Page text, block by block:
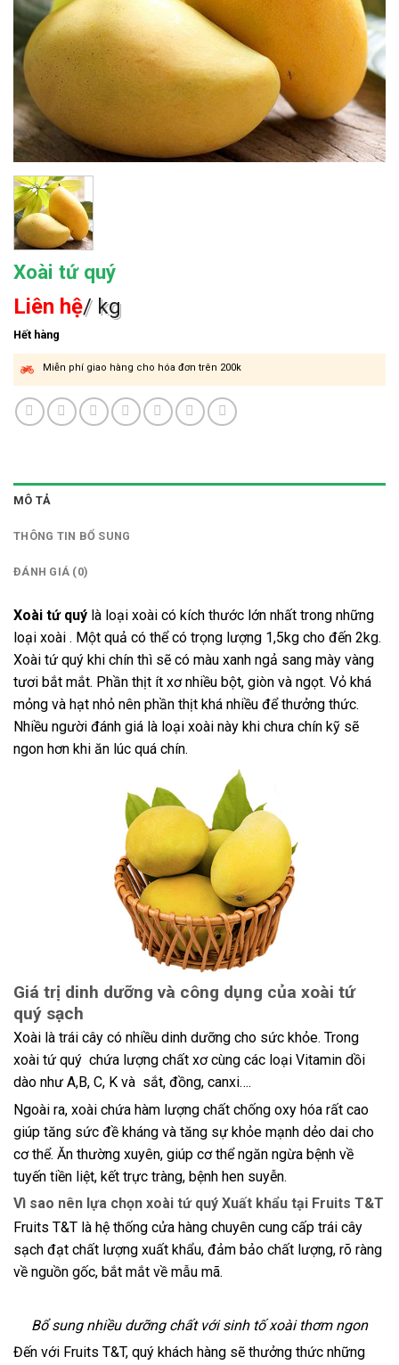
Xoài tứ quý
Liên hệ/ kg
Hết hàng
Miễn phí giao hàng cho hóa đơn trên 200k
MÔ TẢ
THÔNG TIN BỔ SUNG
ĐÁNH GIÁ (0)
Xoài tứ quý là loại xoài có kích thước lớn nhất trong những
loại xoài . Một quả có thể có trọng lượng 1,5kg cho đến 2kg.
Xoài tứ quý khi chín thì sẽ có màu xanh ngả sang mày vàng
tươi bắt mắt. Phần thịt ít xơ nhiều bột, giòn và ngọt. Vỏ khá
mỏng và hạt nhỏ nên phần thịt khá nhiều để thưởng thức.
Nhiều người đánh giá là loại xoài này khi chưa chín kỹ sẽ
ngon hơn khi ăn lúc quá chín.
Giá trị dinh dưỡng và công dụng của xoài tứ
quý sạch
Xoài là trái cây có nhiều dinh dưỡng cho sức khỏe. Trong
xoài tứ quý chứa lượng chất xơ cùng các loại Vitamin dồi
dào như A,B, C, K và sắt, đồng, canxi….
Ngoài ra, xoài chứa hàm lượng chất chống oxy hóa rất cao
giúp tăng sức đề kháng và tăng sự khỏe mạnh dẻo dai cho
cơ thể. Ăn thường xuyên, giúp cơ thể ngăn ngừa bệnh về
tuyến tiền liệt, kết trực tràng, bệnh hen suyễn.
Vì sao nên lựa chọn xoài tứ quý Xuất khẩu tại Fruits T&T
Fruits T&T là hệ thống cửa hàng chuyên cung cấp trái cây
sạch đạt chất lượng xuất khẩu, đảm bảo chất lượng, rõ ràng
về nguồn gốc, bắt mắt về mẫu mã.
Bổ sung nhiều dưỡng chất với sinh tố xoài thơm ngon
Đến với Fruits T&T, quý khách hàng sẽ thưởng thức những